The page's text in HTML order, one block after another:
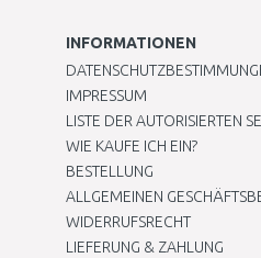
INFORMATIONEN
IMPRESSUM
LISTE DER AUTORISIERTEN
WIE KAUFE ICH EIN?
BESTELLUNG
ALLGEMEINEN
WIDERRUFSRECHT
LIEFERUNG & ZAHLUNG